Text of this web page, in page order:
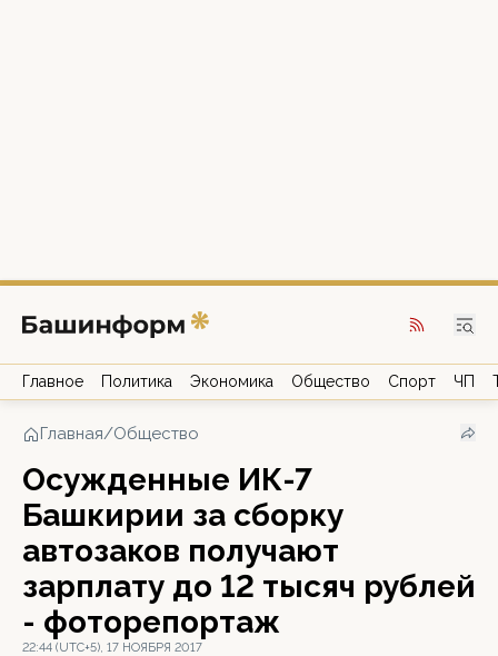
Главное Политика Экономика Общество Спорт ЧП
Главная/Общество
Осужденные ИК-7
Башкирии за сборку
автозаков получают
зарплату до 12 тысяч рублей
- фоторепортаж
22:44 (UTC+5), 17 НОЯБРЯ 2017